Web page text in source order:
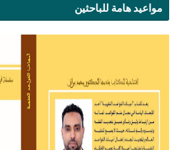
مواعيد هامة للباحثين